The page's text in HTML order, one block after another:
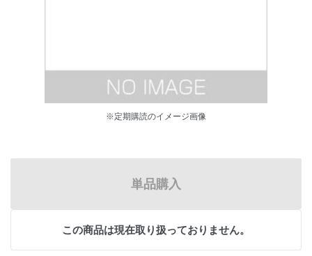
※定期購読のイメージ画像
単品購入
この商品は現在取り扱っておりません。